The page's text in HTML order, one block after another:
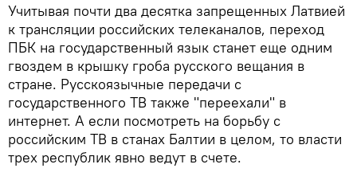
Учитывая почти два десятка запрещенных Латвией
к трансляции российских телеканалов, переход
ПБК на государственный язык станет еще одним
гвоздем в крышку гроба русского вещания в
стране. Русскоязычные передачи с
государственного ТВ также "переехали" в
интернет. А если посмотреть на борьбу с
российским ТВ в станах Балтии в целом, то власти
трех республик явно ведут в счете.